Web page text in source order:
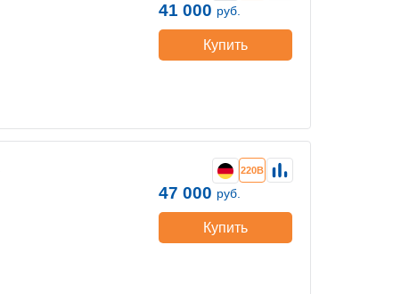
41 000 руб.
Купить
220В
47 000 руб.
Купить